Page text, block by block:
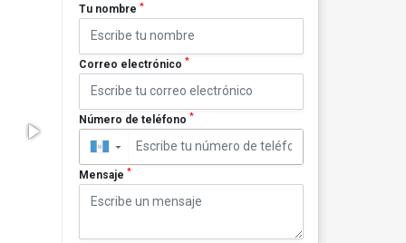
Tu nombre *
Correo electrónico *
Número de teléfono *
▼
Mensaje *